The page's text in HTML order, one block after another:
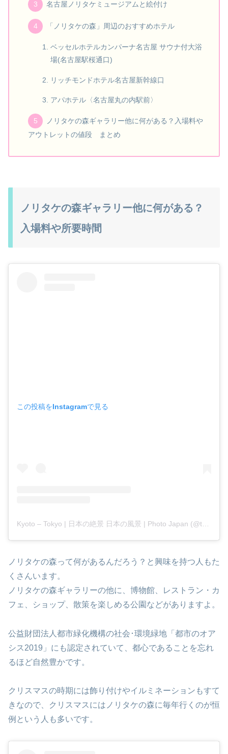
名古屋ノリタケミュージアムと絵付け
「ノリタケの森」周辺のおすすめホテル
ベッセルホテルカンパーナ名古屋 サウナ付大浴
場(名古屋駅桜通口)
リッチモンドホテル名古屋新幹線口
アパホテル〈名古屋丸の内駅前〉
ノリタケの森ギャラリー他に何がある？入場料や
アウトレットの値段 まとめ
ノリタケの森ギャラリー他に何がある？
入場料や所要時間
この投稿をInstagramで見る
ノリタケの森って何があるんだろう？と興味を持つ人もた
くさんいます。
ノリタケの森ギャラリーの他に、博物館、レストラン・カ
フェ、ショップ、散策を楽しめる公園などがありますよ。
公益財団法人都市緑化機構の社会･環境緑地「都市のオア
シス2019」にも認定されていて、都心であることを忘れ
るほど自然豊かです。
クリスマスの時期には飾り付けやイルミネーションもすて
きなので、クリスマスにはノリタケの森に毎年行くのが恒
例という人も多いです。